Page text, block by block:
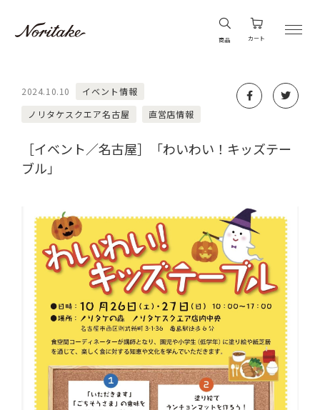
商品 カート
2024.10.10
イベント情報
ノリタケスクエア名古屋
直営店情報
［イベント／名古屋］「わいわい！キッズテー
ブル」